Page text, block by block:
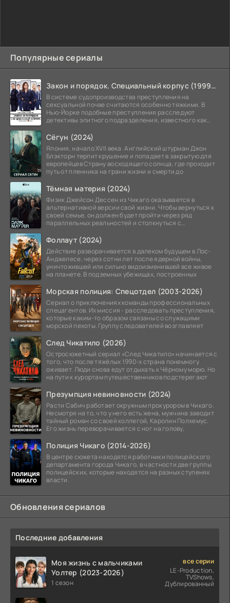
Популярные сериалы
Закон и порядок. Специальный корпус (1999-2026)
В системе судопроизводства преступления на
сексуальной почве считаются особенно тяжкими. В
Нью-Йорке подобные преступления расследуют
детективы элитного подразделения, известного как
Сёгун (2024)
Япония, начало XVII века. Английский штурман Джон
Блэкторн терпит крушение и попадает в закрытую для
европейцев Страну восходящего солнца, где проходит
путь от пленника на грани жизни и смерти до
Тёмная материя (2024)
Физик Джейсон Дессен из Чикаго оказывается в
альтернативной версии свой жизни. Чтобы вернуться к
своей семье, он должен будет пройти через ряд
параллельных реальностей и столкнуться с
Фоллаут (2024)
Действие разворачивается в далеком будущем в Лос-
Анджелесе, через сотни лет после ядерной войны,
уничтожившей или сильно видоизменившей все живое
на планете. В подземных убежищах, построенных
Морская полиция: Спецотдел (2003-2026)
Сериал о приключениях команды профессиональных
спецагентов. Их миссия - расследовать преступления,
которые каким-то образом связаны со служащими
морской пехоты. Группу следователей возглавляет
След Чикатило (2026)
Остросюжетный сериал «След Чикатило» начинается с
того, что после тяжёлых 1990-х страна понемногу
оживает. Люди снова едут отдыхать к Чёрному морю. Но
на пути к курортам путешественников подстерегают
Презумпция невиновности (2024)
Расти Сабич работает окружным прокурором в Чикаго.
Несмотря на то, что у него есть жена, мужчина заводит
тайный роман со своей коллегой, Каролин Полхемус.
Его жизнь переворачивается с ног на голову,
Полиция Чикаго (2014-2026)
В центре сюжета находятся работники полицейского
департамента города Чикаго, в частности две группы
полицейских, которые находятся на разных ступенях
власти.
Обновления сериалов
Последние добавления
Моя жизнь с мальчиками
Уолтер (2023-2026)
1 сезон
все серии
LE-Production,
TVShows,
Дублированный